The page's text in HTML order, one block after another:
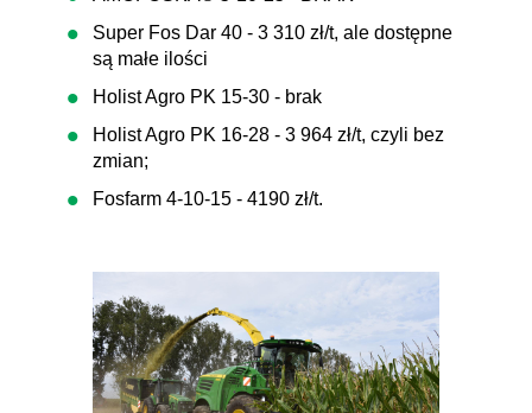
Super Fos Dar 40 - 3 310 zł/t, ale dostępne
są małe ilości
Holist Agro PK 15-30 - brak
Holist Agro PK 16-28 - 3 964 zł/t, czyli bez
zmian;
Fosfarm 4-10-15 - 4190 zł/t.